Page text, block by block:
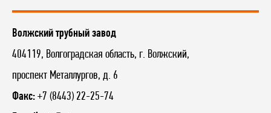
Волжский трубный завод
404119, Волгоградская область, г. Волжский,
проспект Металлургов, д. 6
Факс: +7 (8443) 22-25-74